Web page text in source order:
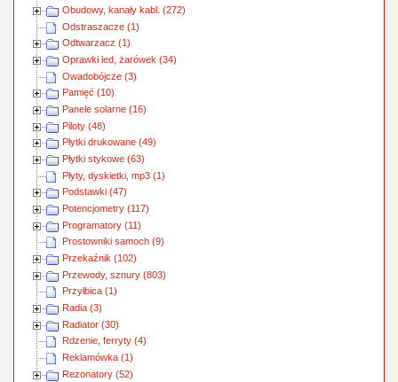
Obudowy, kanały kabl. (272)
Odstraszacze (1)
Odtwarzacz (1)
Oprawki led, żarówek (34)
Owadobójcze (3)
Pamięć (10)
Panele solarne (16)
Piloty (48)
Płytki drukowane (49)
Płytki stykowe (63)
Płyty, dyskietki, mp3 (1)
Podstawki (47)
Potencjometry (117)
Programatory (11)
Prostowniki samoch (9)
Przekaźnik (102)
Przewody, sznury (803)
Przyłbica (1)
Radia (3)
Radiator (30)
Rdzenie, ferryty (4)
Reklamówka (1)
Rezonatory (52)